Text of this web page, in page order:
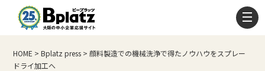
HOME >Bplatz press >顔料製造での機械洗浄で得たノウハウをスプレー
ドライ加工へ